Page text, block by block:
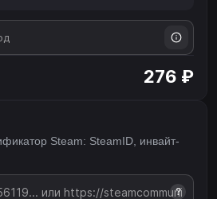
276 ₽
Steam: SteamID, инвайт-
?